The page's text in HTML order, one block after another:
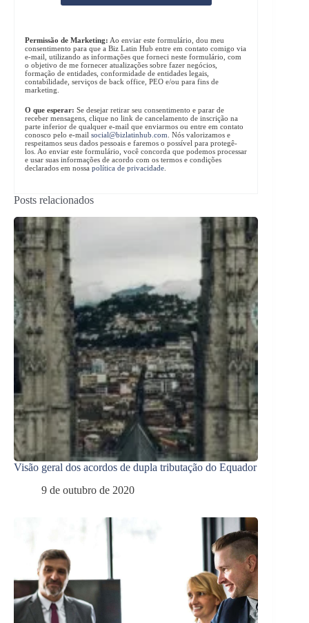
Permissão de Marketing: Ao enviar este formulário, dou meu
consentimento para que a Biz Latin Hub entre em contato comigo via
e-mail, utilizando as informações que forneci neste formulário, com
o objetivo de me fornecer atualizações sobre fazer negócios,
formação de entidades, conformidade de entidades legais,
contabilidade, serviços de back office, PEO e/ou para fins de
marketing.
O que esperar: Se desejar retirar seu consentimento e parar de
receber mensagens, clique no link de cancelamento de inscrição na
parte inferior de qualquer e-mail que enviarmos ou entre em contato
conosco pelo e-mail social@bizlatinhub.com . Nós valorizamos e
respeitamos seus dados pessoais e faremos o possível para protegê-
los. Ao enviar este formulário, você concorda que podemos processar
e usar suas informações de acordo com os termos e condições
declarados em nossa política de privacidade
Posts relacionados
Visão geral dos acordos de dupla tributação do Equador
9 de outubro de 2020